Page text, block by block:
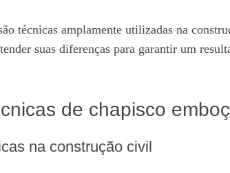
técnicas amplamente utilizadas na
suas diferenças para garantir um
de chapisco
na construção civil